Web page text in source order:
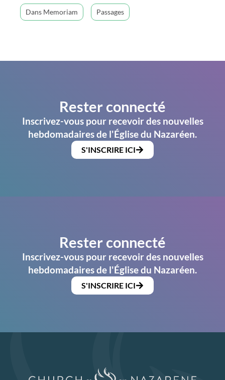
Dans Memoriam Passages
Rester connecté
Inscrivez-vous pour recevoir des nouvelles
hebdomadaires de l'Église du Nazaréen.
S'INSCRIRE ICI
Rester connecté
Inscrivez-vous pour recevoir des nouvelles
hebdomadaires de l'Église du Nazaréen.
S'INSCRIRE ICI